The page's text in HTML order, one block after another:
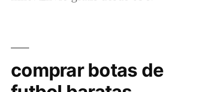
comprar botas de